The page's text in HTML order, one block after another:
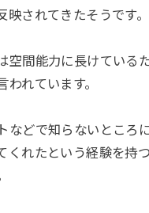
映されてきたそうです。
空間能力に長けている
われています。
などで知らないところ
くれたという経験を持